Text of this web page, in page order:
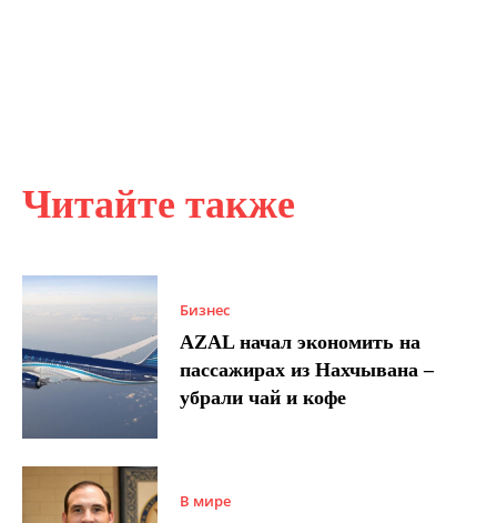
Читайте также
Бизнес
AZAL начал экономить на
пассажирах из Нахчывана –
убрали чай и кофе
В мире